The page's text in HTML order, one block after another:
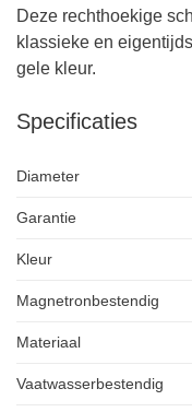
Deze rechthoekige
klassieke en
gele kleur.
Specificaties
Diameter
Garantie
Kleur
Magnetronbestendig
Materiaal
Vaatwasserbestendig